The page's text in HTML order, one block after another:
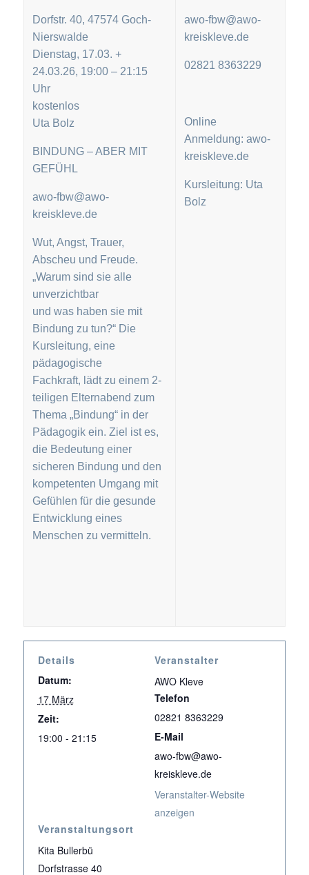
Dorfstr. 40, 47574 Goch-
Nierswalde
Dienstag, 17.03. +
24.03.26, 19:00 – 21:15
Uhr
kostenlos
Uta Bolz
BINDUNG – ABER MIT
GEFÜHL
awo-fbw@awo-
kreiskleve.de
Wut, Angst, Trauer,
Abscheu und Freude.
„Warum sind sie alle
unverzichtbar
und was haben sie mit
Bindung zu tun?“ Die
Kursleitung, eine
pädagogische
Fachkraft, lädt zu einem 2-
teiligen Elternabend zum
Thema „Bindung“ in der
Pädagogik ein. Ziel ist es,
die Bedeutung einer
sicheren Bindung und den
kompetenten Umgang mit
Gefühlen für die gesunde
Entwicklung eines
Menschen zu vermitteln.
awo-fbw@awo-
kreiskleve.de
02821 8363229
Online
Anmeldung: awo-
kreiskleve.de
Kursleitung: Uta
Bolz
Details
Datum:
17 März
Zeit:
19:00 - 21:15
Veranstaltungsort
Kita Bullerbü
Dorfstrasse 40
Veranstalter
AWO Kleve
Telefon
02821 8363229
E-Mail
awo-fbw@awo-
kreiskleve.de
Veranstalter-Website
anzeigen